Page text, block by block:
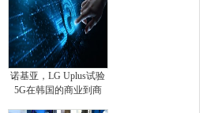
诺基亚，LG Uplus试验
5G在韩国的商业到商